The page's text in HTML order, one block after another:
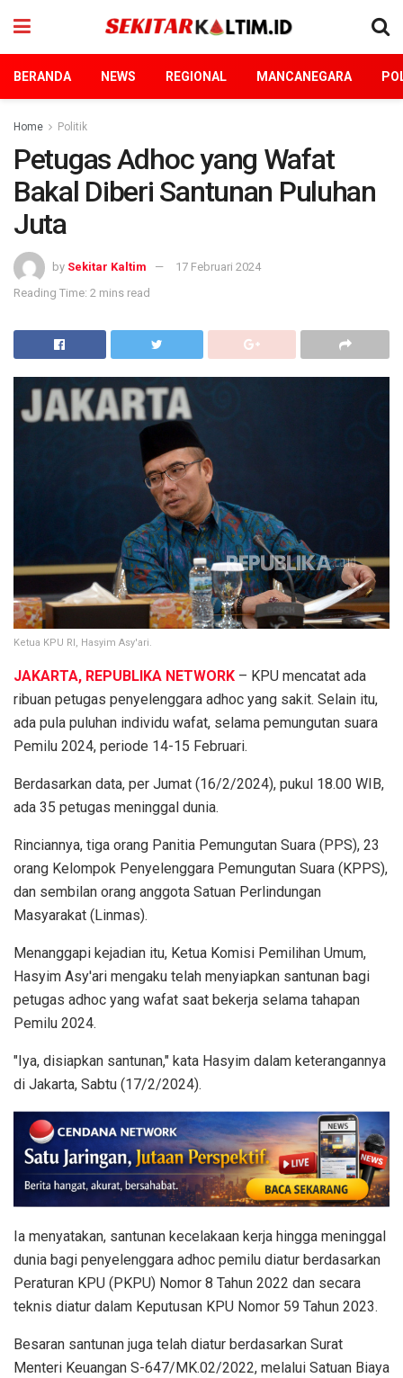
BERANDA NEWS REGIONAL MANCANEGARA
Home Politik
Petugas Adhoc yang Wafat
Bakal Diberi Santunan Puluhan
Juta
by Sekitar Kaltim
17 Februari 2024
Reading Time: 2 mins read
Ketua KPU RI, Hasyim Asy'ari.
JAKARTA, REPUBLIKA NETWORK – KPU mencatat ada
ribuan petugas penyelenggara adhoc yang sakit. Selain itu,
ada pula puluhan individu wafat, selama pemungutan suara
Pemilu 2024, periode 14-15 Februari.
Berdasarkan data, per Jumat (16/2/2024), pukul 18.00 WIB,
ada 35 petugas meninggal dunia.
Rinciannya, tiga orang Panitia Pemungutan Suara (PPS), 23
orang Kelompok Penyelenggara Pemungutan Suara (KPPS),
dan sembilan orang anggota Satuan Perlindungan
Masyarakat (Linmas).
Menanggapi kejadian itu, Ketua Komisi Pemilihan Umum,
Hasyim Asy'ari mengaku telah menyiapkan santunan bagi
petugas adhoc yang wafat saat bekerja selama tahapan
Pemilu 2024.
"Iya, disiapkan santunan," kata Hasyim dalam keterangannya
di Jakarta, Sabtu (17/2/2024).
Ia menyatakan, santunan kecelakaan kerja hingga meninggal
dunia bagi penyelenggara adhoc pemilu diatur berdasarkan
Peraturan KPU (PKPU) Nomor 8 Tahun 2022 dan secara
teknis diatur dalam Keputusan KPU Nomor 59 Tahun 2023.
Besaran santunan juga telah diatur berdasarkan Surat
Menteri Keuangan S-647/MK.02/2022, melalui Satuan Biaya